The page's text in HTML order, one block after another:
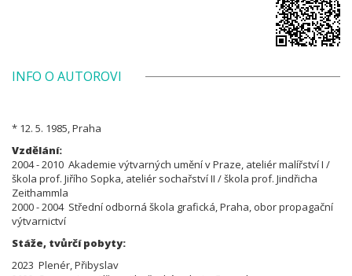
INFO O AUTOROVI
* 12. 5. 1985, Praha
Vzdělání:
2004 - 2010 Akademie výtvarných umění v Praze, ateliér malířství I /
škola prof. Jiřího Sopka, ateliér sochařství II / škola prof. Jindřicha
Zeithammla
2000 - 2004 Střední odborná škola grafická, Praha, obor propagační
výtvarnictví
Stáže, tvůrčí pobyty:
2023 Plenér, Přibyslav